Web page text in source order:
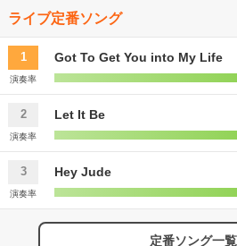
ライブ定番ソング
1 Got To Get You into My Life
演奏率
2 Let It Be
演奏率
3 Hey Jude
演奏率
定番ソング一